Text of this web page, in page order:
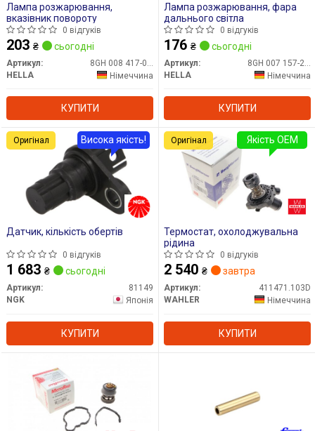
Лампа розжарювання,
вказівник повороту
0 відгуків
203 ₴ сьогодні
Артикул:
HELLA
Німеччина
КУПИТИ
Лампа розжарювання, фара
дальнього світла
0 відгуків
176 ₴ сьогодні
Артикул:
HELLA
Німеччина
КУПИТИ
Датчик, кількість обертів
0 відгуків
1 683 ₴ сьогодні
Артикул:
81149
NGK
Японія
КУПИТИ
Висока якість!
Оригінал
Термостат, охолоджувальна
рідина
0 відгуків
2 540 ₴ завтра
Артикул:
411471.103D
WAHLER
Німеччина
КУПИТИ
Якість OEM
Оригінал